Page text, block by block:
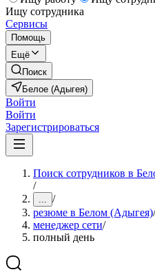
Ищу сотрудника
Сервисы
Помощь
Ещё
Поиск
Белое (Адыгея)
Войти
Войти
Зарегистрироваться
Поиск сотрудников в
/
... /
резюме в Белом (Адыгея)/
менеджер сети/
полный день